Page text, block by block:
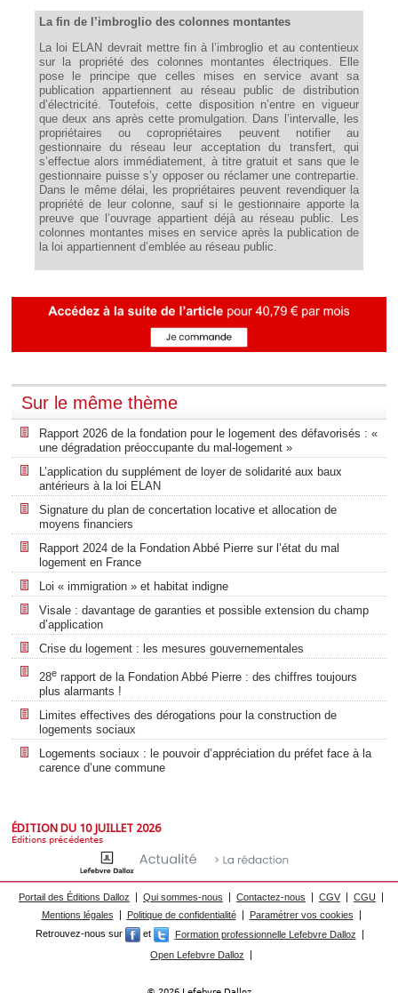
La fin de l’imbroglio des colonnes montantes
La loi ELAN devrait mettre fin à l’imbroglio et au contentieux
sur la propriété des colonnes montantes électriques. Elle
pose le principe que celles mises en service avant sa
publication appartiennent au réseau public de distribution
d’électricité. Toutefois, cette disposition n’entre en vigueur
que deux ans après cette promulgation. Dans l’intervalle, les
propriétaires ou copropriétaires peuvent notifier au
gestionnaire du réseau leur acceptation du transfert, qui
s’effectue alors immédiatement, à titre gratuit et sans que le
gestionnaire puisse s’y opposer ou réclamer une contrepartie.
Dans le même délai, les propriétaires peuvent revendiquer la
propriété de leur colonne, sauf si le gestionnaire apporte la
preuve que l’ouvrage appartient déjà au réseau public. Les
colonnes montantes mises en service après la publication de
la loi appartiennent d’emblée au réseau public.
Sur le même thème
Rapport 2026 de la fondation pour le logement des défavorisés : «
une dégradation préoccupante du mal-logement »
L’application du supplément de loyer de solidarité aux baux
antérieurs à la loi ELAN
Signature du plan de concertation locative et allocation de
moyens financiers
Rapport 2024 de la Fondation Abbé Pierre sur l’état du mal
logement en France
Loi « immigration » et habitat indigne
Visale : davantage de garanties et possible extension du champ
d’application
Crise du logement : les mesures gouvernementales
28e rapport de la Fondation Abbé Pierre : des chiffres toujours
plus alarmants !
Limites effectives des dérogations pour la construction de
logements sociaux
Logements sociaux : le pouvoir d’appréciation du préfet face à la
carence d’une commune
ÉDITION DU 10 JUILLET 2026
Éditions précédentes
Portail des Éditions Dalloz Qui sommes-nous Contactez-nous CGV
CGU
Mentions légales
Politique de confidentialité
Paramétrer vos cookies
Retrouvez-nous sur
et
Formation professionnelle Lefebvre Dalloz
Open Lefebvre Dalloz